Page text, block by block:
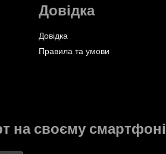
Довідка
Довідка
Правила та умови
на своєму смартфоні